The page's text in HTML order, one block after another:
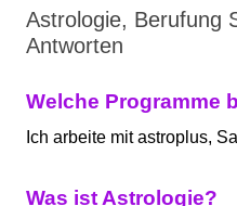
Astrologie, Berufung
Antworten
Welche Programme
Ich arbeite mit astroplus,
Was ist Astrologie?